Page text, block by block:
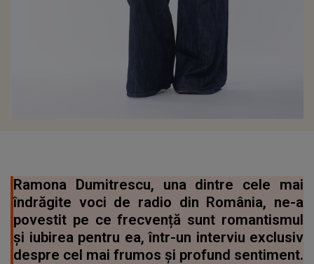
Ramona Dumitrescu, una dintre cele mai
îndrăgite voci de radio din România, ne-a
povestit pe ce frecvență sunt romantismul
și iubirea pentru ea, într-un interviu exclusiv
despre cel mai frumos și profund sentiment.